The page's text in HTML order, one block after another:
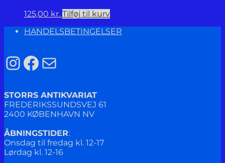
125,00 kr. Tilføj til kurv
HANDELSBETINGELSER
Instagram
Facebook
Mail
STORRS ANTIKVARIAT
FREDERIKSSUNDSVEJ 61
2400 KØBENHAVN NV
ÅBNINGSTIDER:
Onsdag til fredag kl. 12-17
Lørdag kl. 12-16